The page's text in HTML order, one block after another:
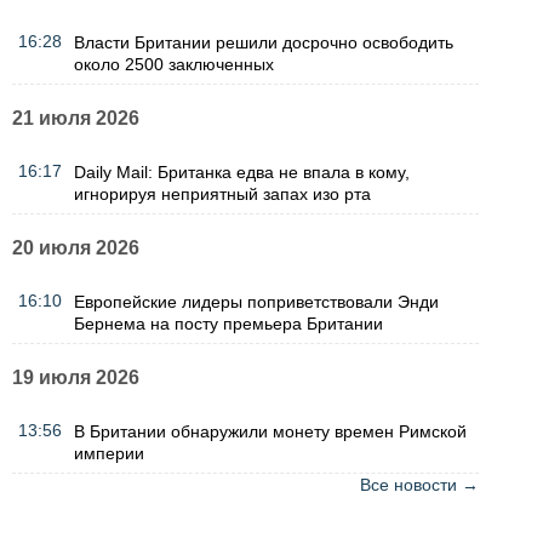
16:28
Власти Британии решили досрочно освободить
около 2500 заключенных
21 июля 2026
16:17
Daily Mail: Британка едва не впала в кому,
игнорируя неприятный запах изо рта
20 июля 2026
16:10
Европейские лидеры поприветствовали Энди
Бернема на посту премьера Британии
19 июля 2026
13:56
В Британии обнаружили монету времен Римской
империи
Все новости →